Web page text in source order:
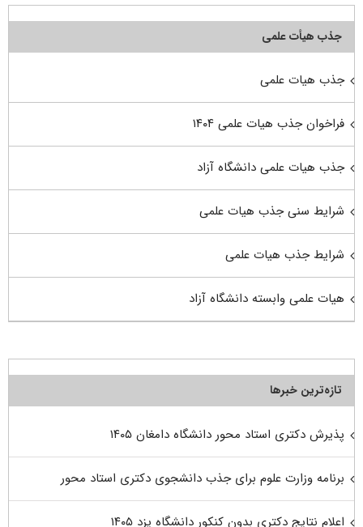
جذب هیأت علمی
جذب هیات علمی
فراخوان جذب هیات علمی ۱۴۰۴
جذب هیات علمی دانشگاه آزاد
شرایط سنی جذب هیات علمی
شرایط جذب هیات علمی
هیات علمی وابسته دانشگاه آزاد
تازه‌ترین خبرها
پذیرش دکتری استاد محور دانشگاه دامغان ۱۴۰۵
برنامه وزارت علوم برای جذب دانشجوی دکتری استاد محور
اعلام نتایج دکتری بدون کنکور دانشگاه یزد ۱۴۰۵